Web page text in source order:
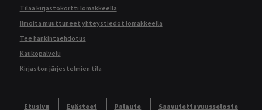
Tilaa kirjastokortti lomakkeella
Ilmoita muuttuneet yhteystiedot lomakkeella
Tee hankintaehdotus
Kaukopalvelu
Kirjaston järjestelmien tila
Etusivu Evästeet Palaute Saavutettavuusseloste